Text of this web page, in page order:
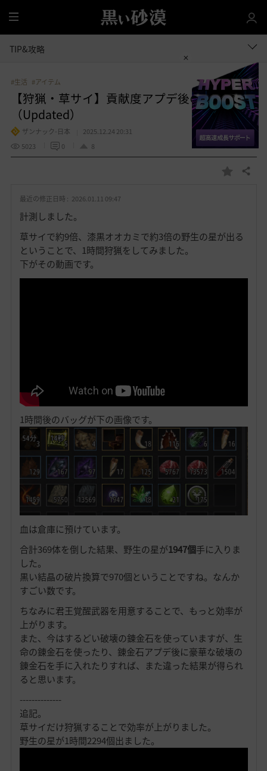
全
体
TIP&攻略
#生活 #アイテム
【狩猟・草サイ】貢献度アプデ後の野生の星
（Updated）
ザンナック-日本
2025.12.24 20:31
5023
0 8
お
り
共有する
最近の修正日時 : 2026.01.11 09:47
計測しました。
草サイで約9倍、漆黒オオカミで約3倍の野生の星が出る
ということで、1時間狩猟をしてみました。
下がその動画です。
1時間後のバッグが下の画像です。
血は倉庫に預けています。
合計369体を倒した結果、野生の星が1947個手に入りま
した。
黒い結晶の破片換算で970個ということですね。なんか
すごい数です。
ちなみに君王覚醒武器を用意することで、もっと効率が
上がります。
また、今はするどい破壊の錬金石を使っていますが、生
命の錬金石を使ったり、錬金石アプデ後に豪華な破壊の
錬金石を手に入れたりすれば、また違った結果が得られ
ると思います。
--------------
追記。
草サイだけ狩猟することで効率が上がりました。
野生の星が1時間2294個出ました。